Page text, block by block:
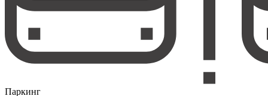
Паркинг